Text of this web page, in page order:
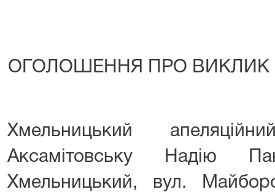
ОГОЛОШЕННЯ ПРО ВИКЛИК
Хмельницький
Аксамітовську Надію
Хмельницький, вул.